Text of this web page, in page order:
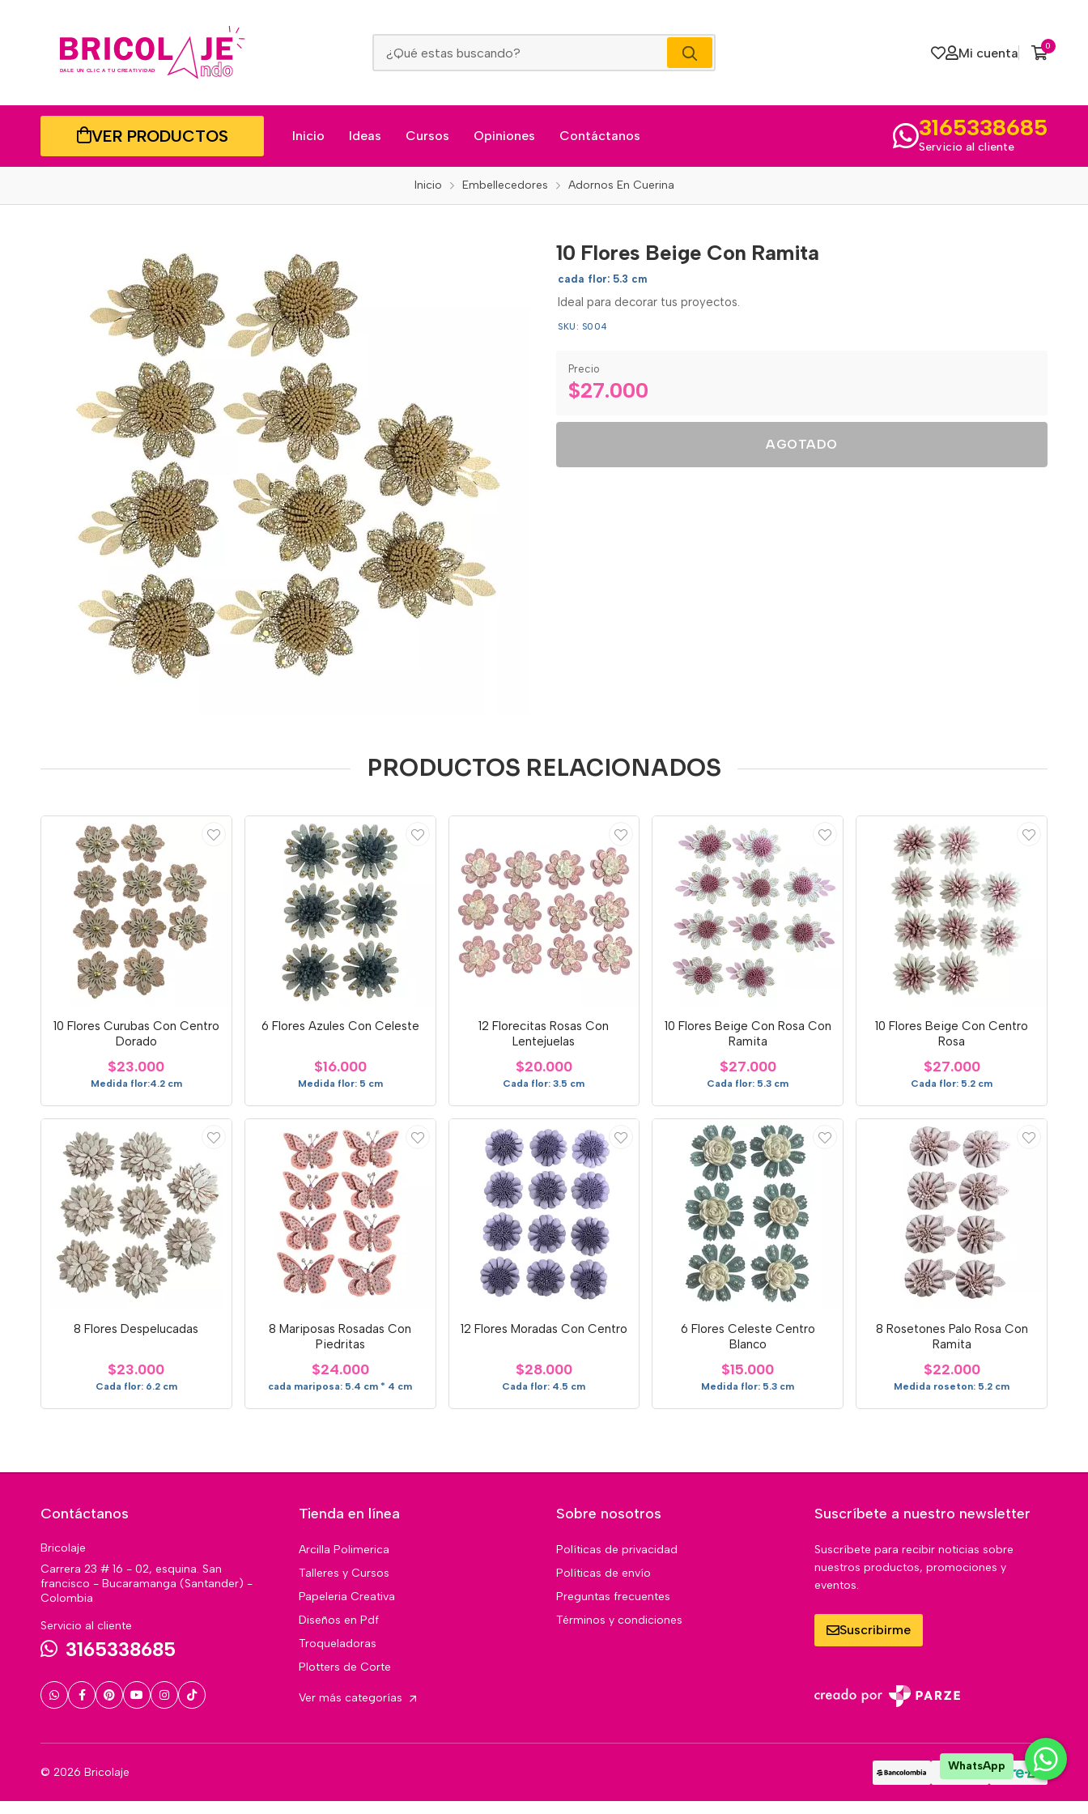
Mi cuenta 0
VER PRODUCTOS Inicio Ideas Cursos Opiniones Contáctanos 3165338685
Servicio al cliente
Inicio Embellecedores Adornos En Cuerina
10 Flores Beige Con Ramita
cada flor: 5.3 cm
Ideal para decorar tus proyectos.
SKU: S004
Precio
$27.000
AGOTADO
PRODUCTOS RELACIONADOS
10 Flores Curubas Con Centro
Dorado
$23.000
Medida flor:4.2 cm
6 Flores Azules Con Celeste
$16.000
Medida flor: 5 cm
12 Florecitas Rosas Con
Lentejuelas
$20.000
Cada flor: 3.5 cm
10 Flores Beige Con Rosa Con
Ramita
$27.000
Cada flor: 5.3 cm
10 Flores Beige Con Centro
Rosa
$27.000
Cada flor: 5.2 cm
8 Flores Despelucadas
$23.000
Cada flor: 6.2 cm
8 Mariposas Rosadas Con
Piedritas
$24.000
cada mariposa: 5.4 cm * 4 cm
12 Flores Moradas Con Centro
$28.000
Cada flor: 4.5 cm
6 Flores Celeste Centro
Blanco
$15.000
Medida flor: 5.3 cm
8 Rosetones Palo Rosa Con
Ramita
$22.000
Medida roseton: 5.2 cm
Contáctanos
Bricolaje
Carrera 23 # 16 - 02, esquina. San
francisco - Bucaramanga (Santander) -
Colombia
Servicio al cliente
3165338685
Tienda en línea
Arcilla Polimerica
Talleres y Cursos
Papeleria Creativa
Diseños en Pdf
Troqueladoras
Plotters de Corte
Ver más categorías
Sobre nosotros
Políticas de privacidad
Políticas de envío
Preguntas frecuentes
Términos y condiciones
Suscríbete a nuestro newsletter
Suscríbete para recibir noticias sobre
nuestros productos, promociones y
eventos.
Suscribirme
© 2026 Bricolaje WhatsApp